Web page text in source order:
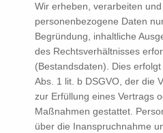
Wir erheben, verarbeiten
personenbezogene Daten
Begründung, inhaltliche
des Rechtsverhältnisses
(Bestandsdaten). Dies
Abs. 1 lit. b DSGVO, der die
zur Erfüllung eines Vertrags
Maßnahmen gestattet.
über die Inanspruchnahme